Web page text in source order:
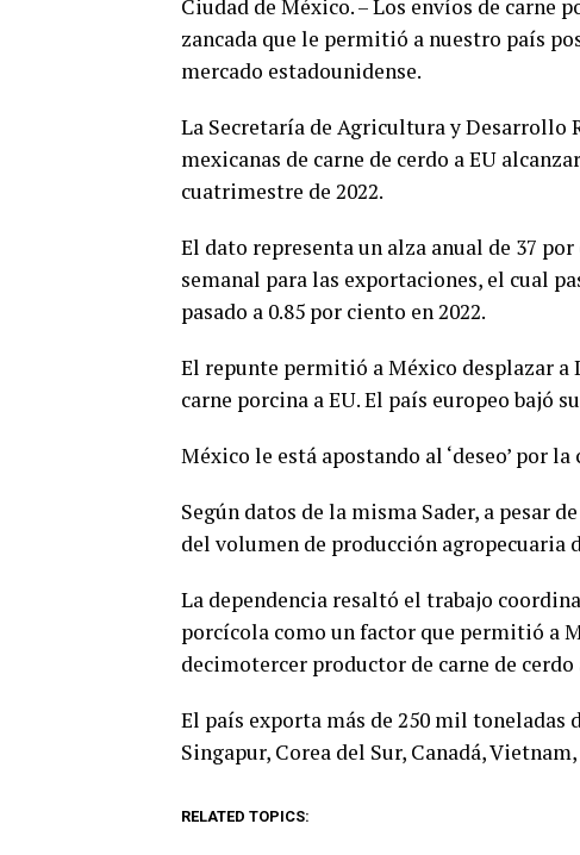
Ciudad de México. – Los envíos de carne
zancada que le permitió a nuestro país
mercado estadounidense.
La Secretaría de Agricultura y Desarrollo
mexicanas de carne de cerdo a EU
cuatrimestre de 2022.
El dato representa un alza anual de 37
semanal para las exportaciones, el cual
pasado a 0.85 por ciento en 2022.
El repunte permitió a México desplazar a
carne porcina a EU. El país europeo bajó
México le está apostando al ‘deseo’ por la
Según datos de la misma Sader, a pesar
del volumen de producción agropecuaria
La dependencia resaltó el trabajo
porcícola como un factor que permitió a
decimotercer productor de carne de
El país exporta más de 250 mil toneladas
Singapur, Corea del Sur, Canadá,
RELATED TOPICS: